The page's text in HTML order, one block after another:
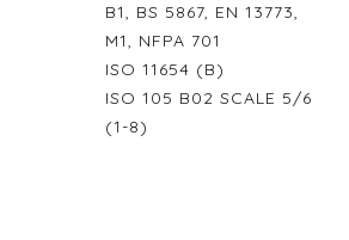
B1, BS 5867, EN 13773,
M1, NFPA 701
ISO 11654 (B)
ISO 105 B02 SCALE 5/6
(1-8)